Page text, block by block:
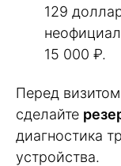
129
15 000 ₽.
Перед
сделайте
диагностика
устройства.